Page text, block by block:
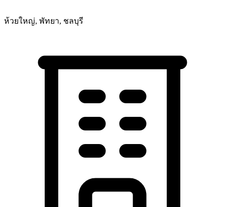
ห้วยใหญ่, พัทยา, ชลบุรี